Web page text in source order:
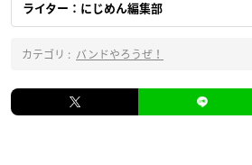
ライター：にじめん編集部
カテゴリ : バンドやろうぜ！